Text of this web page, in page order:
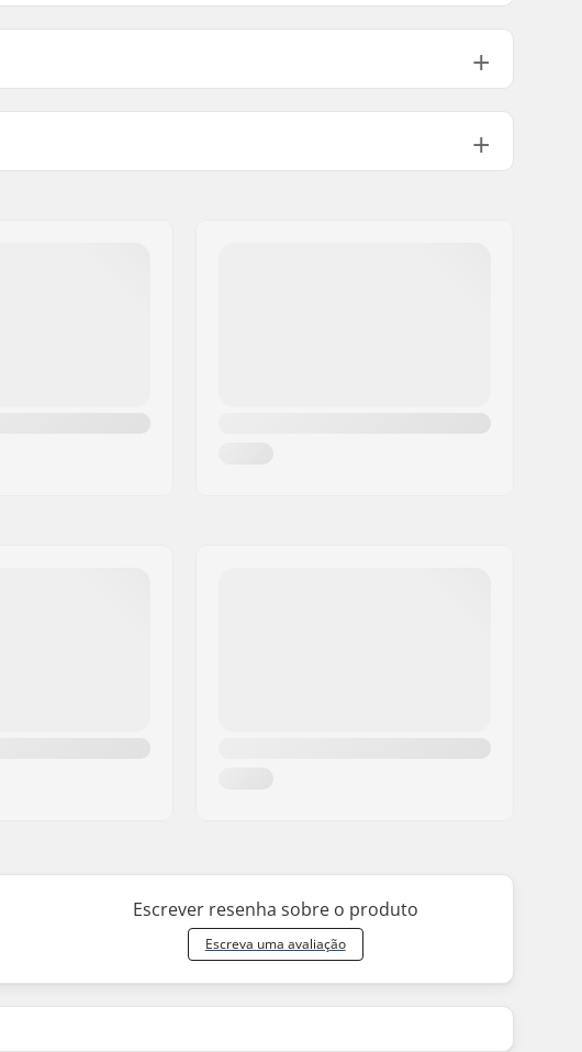
Lavável à máquina, Licra
Escrever resenha sobre o produto
Escreva uma avaliação